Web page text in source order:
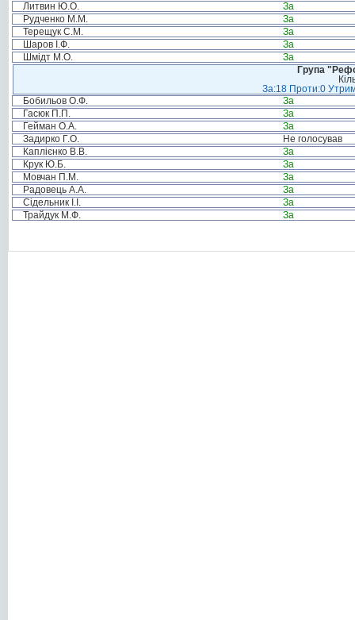
Литвин Ю.О.
За
Рудченко М.М.
За
Терещук С.М.
За
Шаров І.Ф.
За
Шмідт М.О.
За
Група
За:18 Проти:0
Бобильов О.Ф.
За
Гасюк П.П.
За
Гейман О.А.
За
Задирко Г.О.
Не голосував
Каплієнко В.В.
За
Крук Ю.Б.
За
Мовчан П.М.
За
Радовець А.А.
За
Сідельник І.І.
За
Трайдук М.Ф.
За